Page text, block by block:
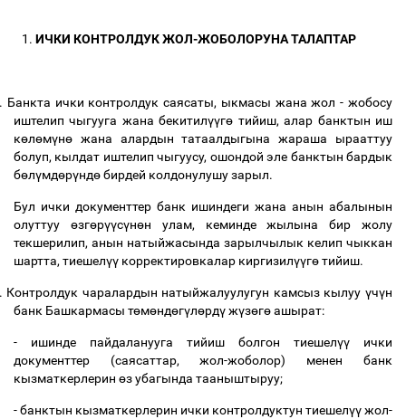
1. ИЧКИ КОНТРОЛДУК ЖОЛ-ЖОБОЛОРУНА ТАЛАПТАР
Банкта ички контролдук саясаты, ыкмасы жана жол - жобосу
иштелип чыгууга жана бекитилүүгө тийиш, алар банктын иш
көлөмүнө жана алардын татаалдыгына жараша ырааттуу
болуп, кылдат иштелип чыгуусу, ошондой эле банктын бардык
бөлүмдөрүндөбирдей колдонулушу зарыл.
Бул ички документтер банк ишиндеги жана анын абалынын
олуттуу өзгөрүүсүнөн улам, кеминде жылына бир жолу
текшерилип, анын натыйжасында зарылчылык келип чыккан
шартта, тиешелүү корректировкалар киргизилүүгөтийиш.
Контролдук чаралардын натыйжалуулугун камсыз кылуу үчүн
банк Башкармасы төмөндөгүлөрдүжүзөгөашырат:
- ишинде пайдаланууга тийиш болгон тиешелүү ички
документтер (саясаттар, жол-жоболор) менен банк
кызматкерлерин өз убагында тааныштыруу;
- банктын кызматкерлерин ички контролдуктун тиешелүүжол-